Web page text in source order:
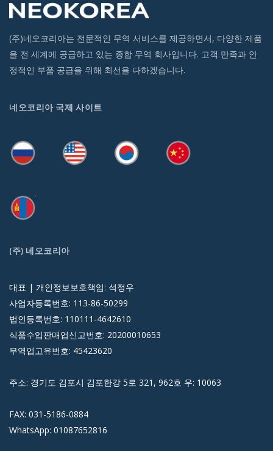
(주)네오코리아는 전문적인 무역 서비스를 제공하면서, 다양한 제품
을 전 세계에 공급하고 있는 종합 무역 회사입니다. 고객 만족과 안
정적인 부품 공급을 위해 최선을 다하겠습니다.
네오코리아 국제 사이트
(주) 네오코리아
대표 | 개인정보보호책임: 석정우
사업자등록번호: 113-86-50299
법인등록번호: 110111-4642610
식품수입판매업신고번호: 20200010653
무역업고유번호: 45423620
주소: 경기도 김포시 김포한강 5로 321, 962호 우: 10063
FAX: 031-5186-0884
WhatsApp: 01087652816